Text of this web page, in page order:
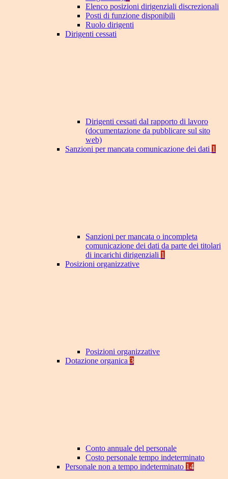
Elenco posizioni dirigenziali discrezionali
Posti di funzione disponibili
Ruolo dirigenti
Dirigenti cessati
Dirigenti cessati dal rapporto di lavoro
(documentazione da pubblicare sul sito
web)
Sanzioni per mancata comunicazione dei dati 1
Sanzioni per mancata o incompleta
comunicazione dei dati da parte dei titolari
di incarichi dirigenziali 1
Posizioni organizzative
Posizioni organizzative
Dotazione organica 3
Conto annuale del personale
Costo personale tempo indeterminato
Personale non a tempo indeterminato 14